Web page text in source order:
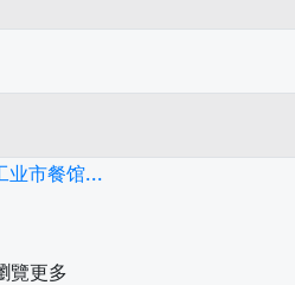
业市餐馆...
覽更多